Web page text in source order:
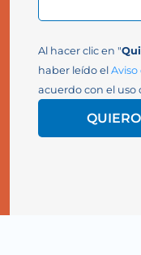
Al hacer clic en "
haber leído el
acuerdo con el uso